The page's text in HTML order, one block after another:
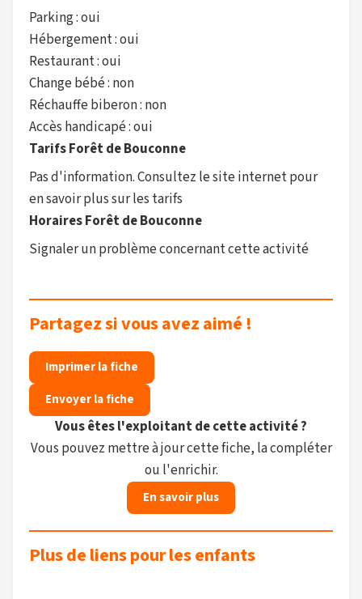
Parking : oui
Hébergement : oui
Restaurant : oui
Change bébé : non
Réchauffe biberon : non
Accès handicapé : oui
Tarifs Forêt de Bouconne
Pas d'information. Consultez le site internet pour
en savoir plus sur les tarifs
Horaires Forêt de Bouconne
Signaler un problème concernant cette activité
Partagez si vous avez aimé !
Imprimer la fiche
Envoyer la fiche
Vous êtes l'exploitant de cette activité ?
Vous pouvez mettre à jour cette fiche, la compléter
ou l'enrichir.
En savoir plus
Plus de liens pour les enfants